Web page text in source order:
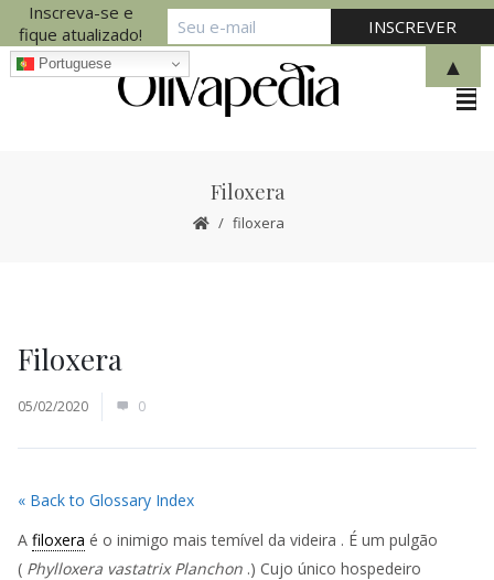
Filoxera
filoxera
Filoxera
05/02/2020 0
« Back to Glossary Index
A filoxera é o inimigo mais temível da videira . É um pulgão
( Phylloxera vastatrix Planchon .) Cujo único hospedeiro
Inscreva-se e
fique atualizado!
▲
Portuguese